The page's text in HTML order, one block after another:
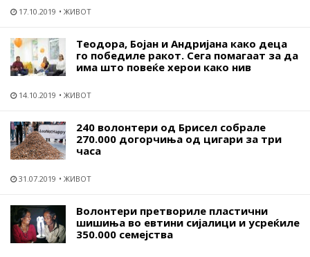
17.10.2019 ЖИВОТ
Теодора, Бојан и Андријана како деца
го победиле ракот. Сега помагаат за да
има што повеќе херои како нив
14.10.2019 ЖИВОТ
240 волонтери од Брисел собрале
270.000 догорчиња од цигари за три
часа
31.07.2019 ЖИВОТ
Волонтери претвориле пластични
шишиња во евтини сијалици и усреќиле
350.000 семејства